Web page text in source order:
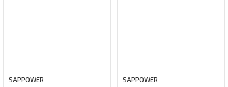
SAPPOWER
SAPPOWER